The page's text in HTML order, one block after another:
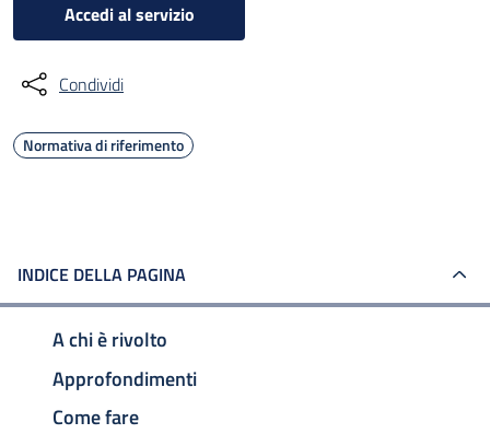
Accedi al servizio
Condividi
Normativa di riferimento
INDICE DELLA PAGINA
A chi è rivolto
Approfondimenti
Come fare